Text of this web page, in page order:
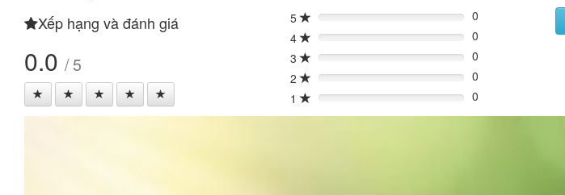
Xếp hạng và đánh giá
0.0 / 5
5 0%
0
4
0%
0
3
0%
0
2
0%
0
1
0% 0